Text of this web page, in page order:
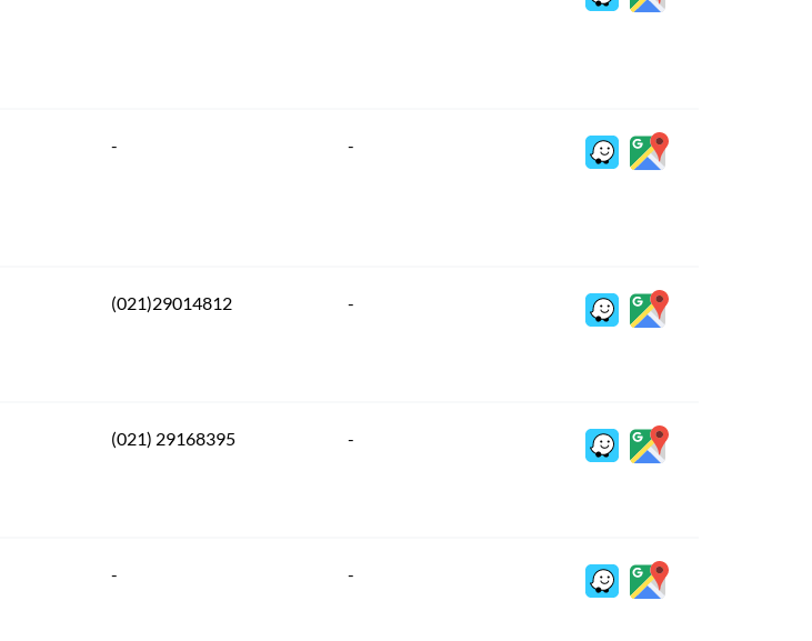
- -
(021)29014812 -
(021) 29168395 -
- -